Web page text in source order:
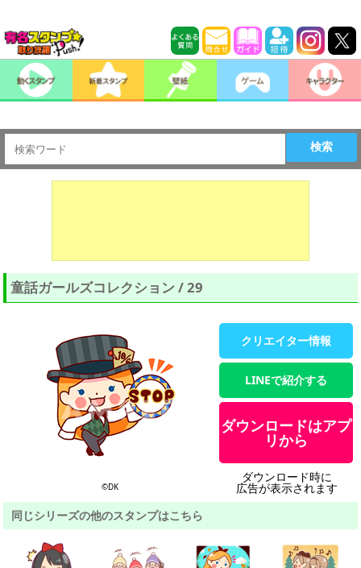
検索
童話ガールズコレクション / 29
©DK
クリエイター情報
LINEで紹介する
ダウンロードはアプ
リから
ダウンロード時に
広告が表示されます
同じシリーズの他のスタンプはこちら